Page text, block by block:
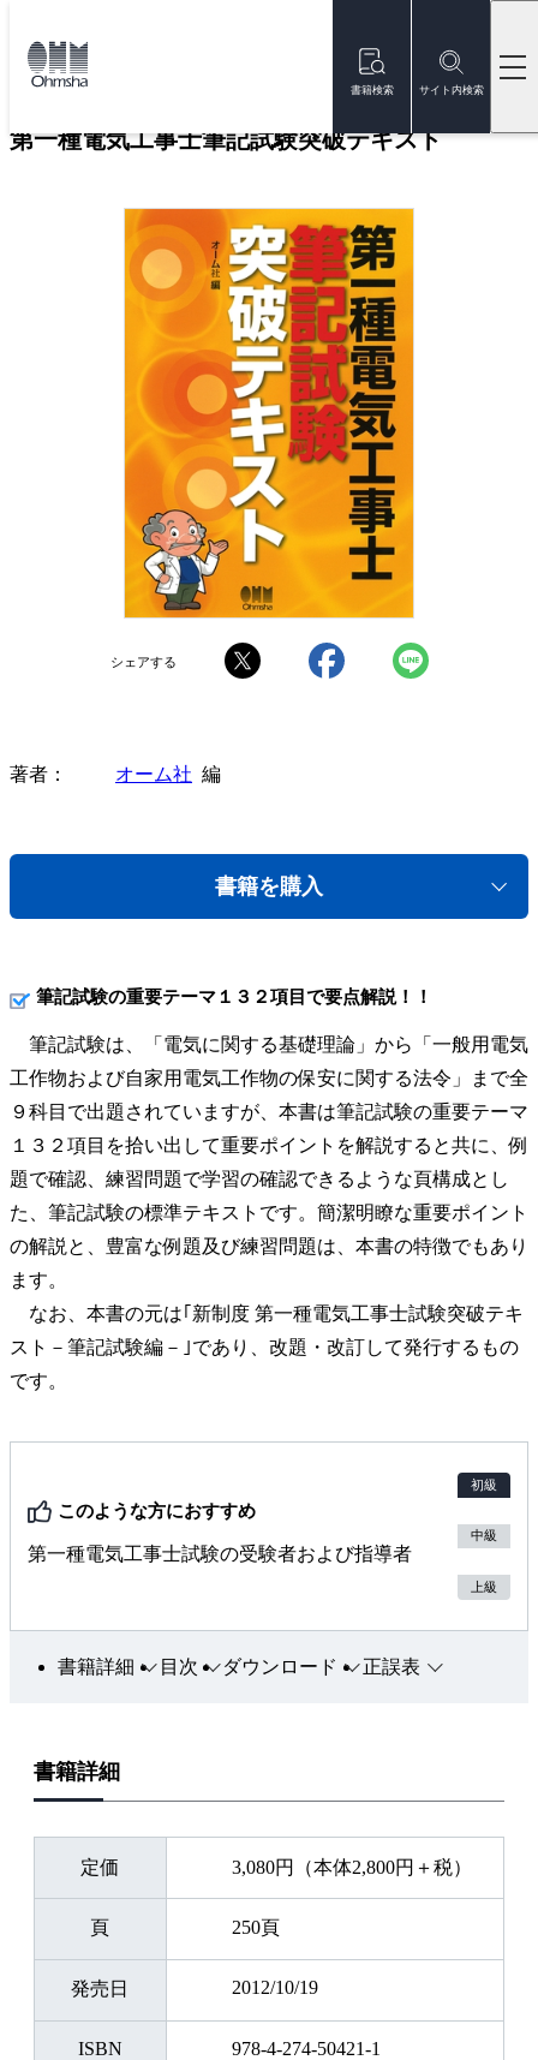
書籍検索 サイト内検索
トップ
第一種電気工事士筆記試験突破テキスト
シェアする
著者 オーム社 編
書籍を購入
筆記試験の重要テーマ１３２項目で要点解説！！
筆記試験は、「電気に関する基礎理論」から「一般用電気
工作物および自家用電気工作物の保安に関する法令」まで全
９科目で出題されていますが、本書は筆記試験の重要テーマ
１３２項目を拾い出して重要ポイントを解説すると共に、例
題で確認、練習問題で学習の確認できるような頁構成とし
た、筆記試験の標準テキストです。簡潔明瞭な重要ポイント
の解説と、豊富な例題及び練習問題は、本書の特徴でもあり
ます。
なお、本書の元は｢新制度 第一種電気工事士試験突破テキ
スト－筆記試験編－｣であり、改題・改訂して発行するもの
です。
このような方におすすめ
第一種電気工事士試験の受験者および指導者
初級
中級
上級
書籍詳細 目次 ダウンロード 正誤表
書籍詳細
定価 3,080円（本体2,800円＋税）
頁 250頁
発売日 2012/10/19
ISBN 978-4-274-50421-1